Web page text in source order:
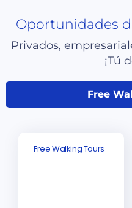
Oportunidades
Privados,
¡Tú
Free
Free Walking Tours